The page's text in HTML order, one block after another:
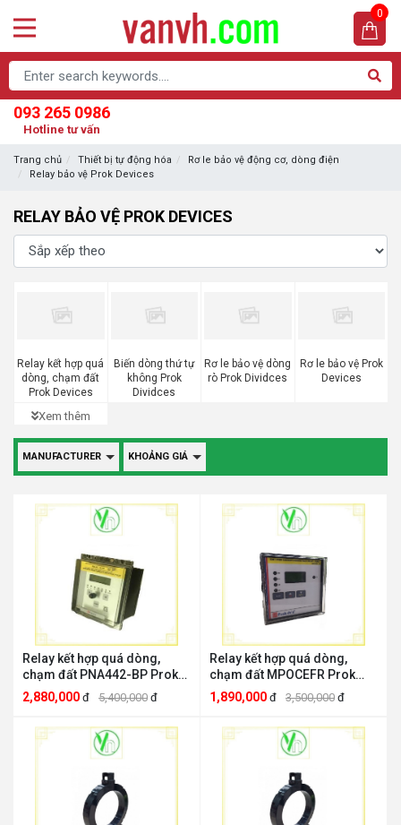
093 265 0986
Hotline tư vấn
0
Trang chủ Thiết bị tự động hóa
Rơ le bảo vệ động cơ, dòng điện
Relay bảo vệ Prok Devices
RELAY BẢO VỆ PROK DEVICES
Relay kết hợp quá
dòng, chạm đất
Prok Devices
Biến dòng thứ tự
không Prok
Dividces
Rơ le bảo vệ dòng
rò Prok Dividces
Rơ le bảo vệ Prok
Devices
Xem thêm
Relay kết hợp quá dòng,
chạm đất PNA442-BP Prok
Dividces PROK DEVICES
PNA442-BP
2,880,000 đ 5,400,000 đ
Relay kết hợp quá dòng,
chạm đất MPOCEFR Prok
Dividces PROK DEVICES
MPOCEFR
1,890,000 đ 3,500,000 đ
MANUFACTURER KHOẢNG GIÁ